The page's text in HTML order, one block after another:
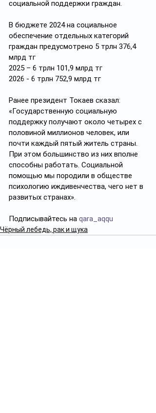
социальной поддержки граждан.
В бюджете 2024 на социальное
обеспечение отдельных категорий
граждан предусмотрено 5 трлн 376,4
млрд тг
2025 – 6 трлн 101,9 млрд тг
2026 - 6 трлн 752,9 млрд тг
Ранее президент Токаев сказал:
«Государственную социальную
поддержку получают около четырех с
половиной миллионов человек, или
почти каждый пятый житель страны.
При этом большинство из них вполне
способны работать. Социальной
помощью мы породили в обществе
психологию иждивенчества, чего нет в
развитых странах».
Подписывайтесь на qara_aqqu
Чёрный лебедь, рак и щука